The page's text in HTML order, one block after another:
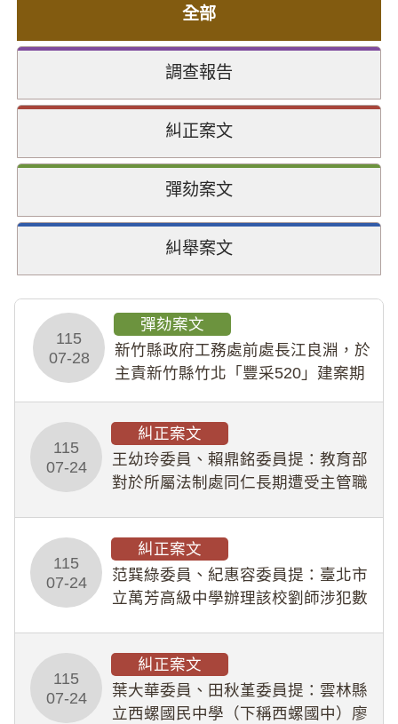
全部
調查報告
糾正案文
彈劾案文
糾舉案文
115
07-28
彈劾案文
新竹縣政府工務處前處長江良淵，於
主責新竹縣竹北「豐采520」建案期
幣1,483萬餘元，並長期收受建商餽
贈；復罔顧公共安全，圖利默許建商
於停工期間
115
07-24
糾正案文
王幼玲委員、賴鼎銘委員提：教育部
對於所屬法制處同仁長期遭受主管職
人員保障法」及「職業安全衛生法」
所定維護公務人員
115
07-24
糾正案文
范巽綠委員、紀惠容委員提：臺北市
立萬芳高級中學辦理該校劉師涉犯數
業把關與糾錯功能，不僅首份調查報
告漏未審酌師生不
115
07-24
糾正案文
葉大華委員、田秋堇委員提：雲林縣
立西螺國民中學（下稱西螺國中）廖